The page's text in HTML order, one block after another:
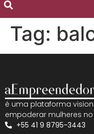
Tag:
é uma plataforma
empoderar mulheres
+55 41 9 8795-3443